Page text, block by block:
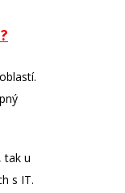
tak u
s IT.